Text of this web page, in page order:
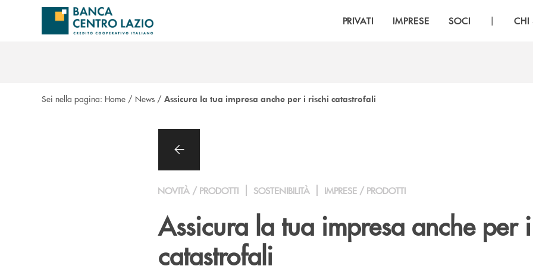
Salta al contenuto principale
PRIVATI IMPRESE SOCI | CHI
Sei nella pagina: Home / News / Assicura la tua impresa anche per i rischi catastrofali
NOVITÀ / PRODOTTI SOSTENIBILITÀ IMPRESE / PRODOTTI
Assicura la tua impresa anche per
catastrofali